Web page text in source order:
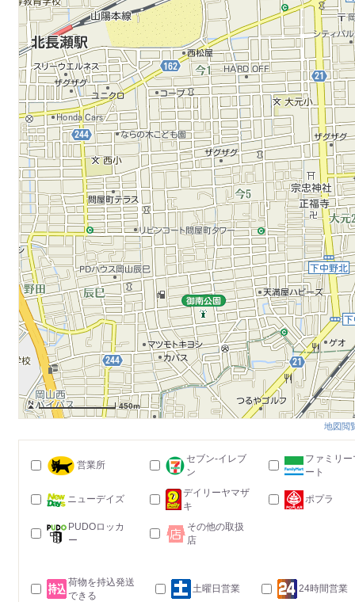
450m
地図閲
営業所
セブン-イレブ
ン
ファミリー
ート
ニューデイズ
デイリーヤマザ
キ
ポプラ
PUDOロッカ
ー
その他の取扱
店
荷物を持込発送
できる
土曜日営業 24時間営業